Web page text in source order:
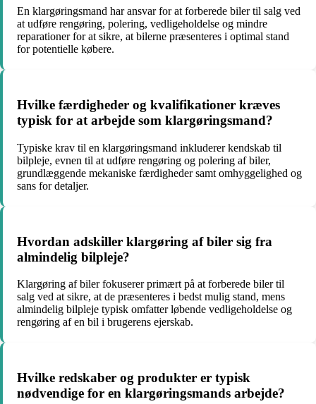
En klargøringsmand har ansvar for at forberede biler til salg ved
at udføre rengøring, polering, vedligeholdelse og mindre
reparationer for at sikre, at bilerne præsenteres i optimal stand
for potentielle købere.
Hvilke færdigheder og kvalifikationer kræves
typisk for at arbejde som klargøringsmand?
Typiske krav til en klargøringsmand inkluderer kendskab til
bilpleje, evnen til at udføre rengøring og polering af biler,
grundlæggende mekaniske færdigheder samt omhyggelighed og
sans for detaljer.
Hvordan adskiller klargøring af biler sig fra
almindelig bilpleje?
Klargøring af biler fokuserer primært på at forberede biler til
salg ved at sikre, at de præsenteres i bedst mulig stand, mens
almindelig bilpleje typisk omfatter løbende vedligeholdelse og
rengøring af en bil i brugerens ejerskab.
Hvilke redskaber og produkter er typisk
nødvendige for en klargøringsmands arbejde?